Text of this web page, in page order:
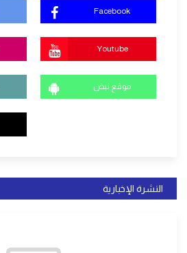
Facebook
Youtube
موقع نبض
النشرة الإخبارية